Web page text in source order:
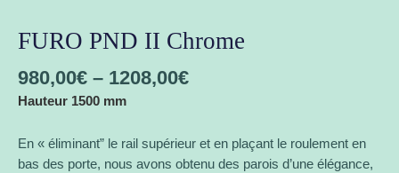
FURO PND II Chrome
980,00€ – 1208,00€
Hauteur 1500 mm
En « éliminant” le rail supérieur et en plaçant le roulement en
bas des porte, nous avons obtenu des parois d’une élégance,